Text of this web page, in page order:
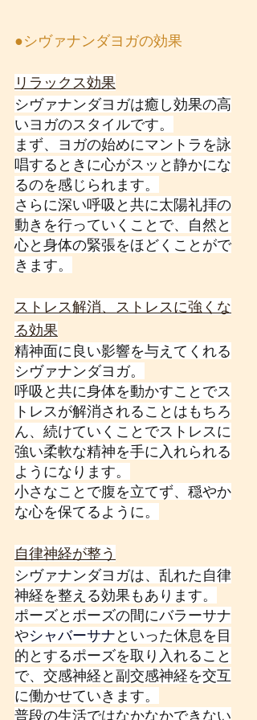
●シヴァナンダヨガの効果
リラックス効果
シヴァナンダヨガは癒し効果の高
いヨガのスタイルです。
まず、ヨガの始めにマントラを詠
唱するときに心がスッと静かにな
るのを感じられます。
さらに深い呼吸と共に太陽礼拝の
動きを行っていくことで、自然と
心と身体の緊張をほどくことがで
きます。
ストレス解消、ストレスに強くな
る効果
精神面に良い影響を与えてくれる
シヴァナンダヨガ。
呼吸と共に身体を動かすことでス
トレスが解消されることはもちろ
ん、続けていくことでストレスに
強い柔軟な精神を手に入れられる
ようになります。
小さなことで腹を立てず、穏やか
な心を保てるように。
自律神経が整う
シヴァナンダヨガは、乱れた自律
神経を整える効果もあります。
ポーズとポーズの間にバラーサナ
やシャバーサナといった休息を目
的とするポーズを取り入れること
で、交感神経と副交感神経を交互
に働かせていきます。
普段の生活ではなかなかできない